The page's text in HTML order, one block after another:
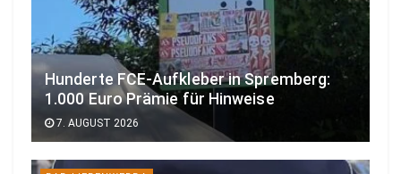
Hunderte FCE-Aufkleber in Spremberg:
1.000 Euro Prämie für Hinweise
7. AUGUST 2026